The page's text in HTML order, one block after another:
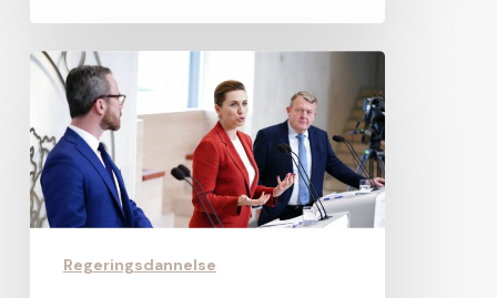
Kommunerne
spare
milliarder
af
kroner
Regeringsdannelse